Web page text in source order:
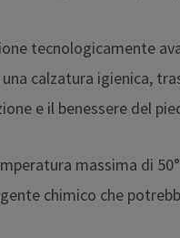
tecnologicamente
calzatura igienica,
e il benessere del
massima di
chimico che